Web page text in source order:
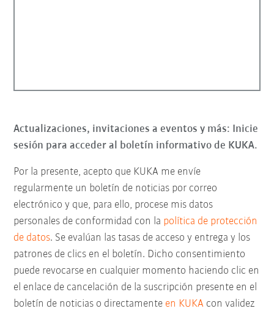
Actualizaciones, invitaciones a eventos y más: Inicie
sesión para acceder al boletín informativo de KUKA.
Por la presente, acepto que KUKA me envíe
regularmente un boletín de noticias por correo
electrónico y que, para ello, procese mis datos
personales de conformidad con la política de protección
de datos. Se evalúan las tasas de acceso y entrega y los
patrones de clics en el boletín. Dicho consentimiento
puede revocarse en cualquier momento haciendo clic en
el enlace de cancelación de la suscripción presente en el
boletín de noticias o directamente en KUKA con validez